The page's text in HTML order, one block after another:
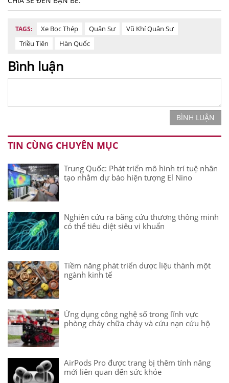
TAGS: Xe Bọc Thép Quân Sự
Vũ Khí Quân Sự
Triều Tiên
Hàn Quốc
Bình luận
BÌNH LUẬN
TIN CÙNG CHUYÊN MỤC
Trung Quốc: Phát triển mô hình trí tuệ nhân
tạo nhằm dự báo hiện tượng El Nino
Nghiên cứu ra băng cứu thương thông minh
có thể tiêu diệt siêu vi khuẩn
Tiềm năng phát triển dược liệu thành một
ngành kinh tế
Ứng dụng công nghệ số trong lĩnh vực
phòng cháy chữa cháy và cứu nạn cứu hộ
AirPods Pro được trang bị thêm tính năng
mới liên quan đến sức khỏe